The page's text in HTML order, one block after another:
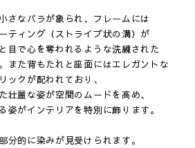
その他
さなバラが象られ、フレームには
ティング（ストライプ状の溝）が
目で心を奪われるような洗練された
また背もたれと座面にはエレガントな
ックが配われており、
壮麗な姿が空間のムードを高め、
姿がインテリアを特別に飾ります。
分的に染みが見受けられます。